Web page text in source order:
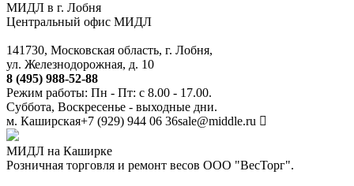
МИДЛ в г. Лобня
Центральный офис МИДЛ
141730, Московская область, г. Лобня,
ул. Железнодорожная, д. 10
8 (495) 988-52-88
Режим работы: Пн - Пт: с 8.00 - 17.00.
Суббота, Воскресенье - выходные дни.
м. Каширская+7 (929) 944 06 36sale@middle.ru
МИДЛ на Каширке
Розничная торговля и ремонт весов ООО "ВесТорг".